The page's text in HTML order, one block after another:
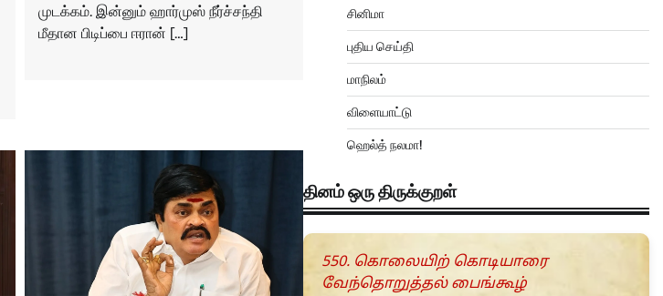
முடக்கம். இன்னும் ஹார்முஸ் நீர்ச்சந்தி
மீதான பிடிப்பை ஈரான் […]
சினிமா
புதிய செய்தி
மாநிலம்
விளையாட்டு
ஹெல்த் நலமா!
தினம் ஒரு திருக்குறள்
550. கொலையிற் கொடியாரை
வேந்தொறுத்தல் பைங்கூழ்